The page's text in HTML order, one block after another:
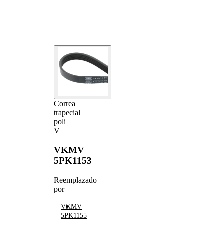
Correa
trapecial
poli
V
VKMV
5PK1153
Reemplazado
por
VKMV
5PK1155